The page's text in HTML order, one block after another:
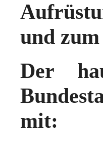
und
Der
mit: